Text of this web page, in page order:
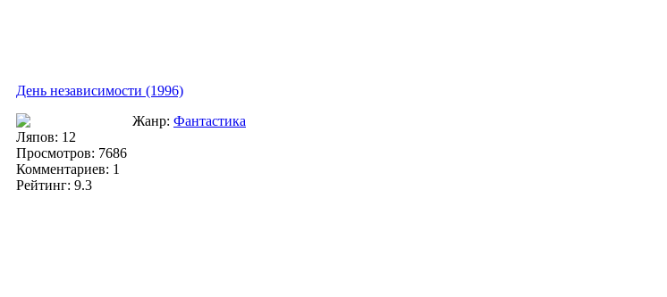
День независимости (1996)
Жанр: Фантастика
Ляпов: 12
Просмотров: 7686
Комментариев: 1
Рейтинг: 9.3